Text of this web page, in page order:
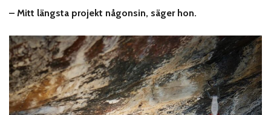
– Mitt längsta projekt någonsin, säger hon.